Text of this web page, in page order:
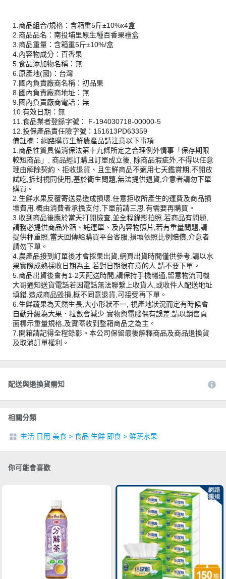
1.商品組合/規格：含箱重5斤±10%x4盒
2.商品品名：南投埔里原生種百香果禮盒
3.商品重量：含箱重5斤±10%/盒
4.內容物成分：百香果
5.食品添加物名稱：無
6.原產地(國)：台灣
7.國內負責廠商名稱：初品果
8.國內負責廠商地址：無
9.國內負責廠商電話：無
10.有效日期：無
11.食品業者登錄字號： F-194030718-00000-5
12.投保產品責任險字號：151613PD63359
備註欄：網路購買生鮮農產品請注意以下事項:
1.商品性質具備消保法第十九條所定之合理例外情事「保存期限
較短商品」, 商品經訂購且訂單成立後, 除商品瑕疵外,不得以任意
理由解除契約、拒收退貨、且生鮮商品不適用七天鑑賞期,不開放
試吃,拆封視同使用,基於衛生問題,無法提供退貨,介意者請勿下單
購買。
2.生鮮水果反覆寄送易造成損壞.任意拒收所產生的運費及商品損
壞費用.概由消費者承擔支付,下單前請三思.有需要再購買。
3.收到商品後應於當天打開檢查,並全程錄影拍照,若商品有問題,
請務必提供商品外箱、託運單、及內容物照片,若有重量問題,請
提供秤重照,當天回傳給購買平台客服,損壞依照比例賠償,介意者
請勿下單。
4.農產品接到訂單後才會採果出貨,網頁出貨時間僅供參考.請以水
果實際成熟採收日期為主.若對日期很在意的人.請不要下單。
5.商品出貨後會有1-2天配送時間,請保持手機暢通,留意物流司機
大哥通知送貨電話若因電話無法聯繫上收貨人,或收件人配送地址
填錯.造成商品毀損,概不同意退貨,可接受再下單。
6.生鮮蔬果為天然生長,大小形狀不一, 視產地狀況而定有時候會
自動升級為大果．粒數會減少.實物與電腦偶有誤差,請以銷售頁
面標示重量規格,及實際收到整箱商品之為主。
7.開箱請記得全程錄影。本公司保留最後解釋商品及商品退換貨
及取消訂單權利。
配送與退換貨需知
相關分類
生活 日用 美食 > 食品 生鮮 即食 > 鮮蔬水果
你可能會喜歡